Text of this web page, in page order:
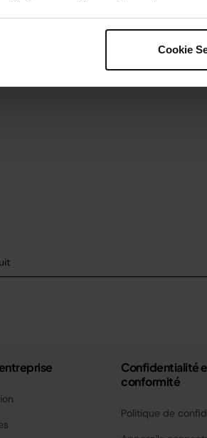
Cookie
Étape 5
Retirez immédiatement,
Confidentialité
conformité
Politique de